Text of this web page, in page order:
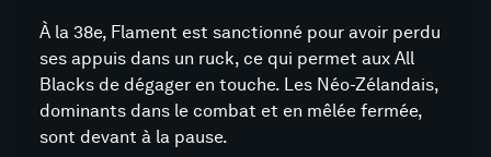
À la 38e, Flament est sanctionné pour avoir perdu
ses appuis dans un ruck, ce qui permet aux All
Blacks de dégager en touche. Les Néo-Zélandais,
dominants dans le combat et en mêlée fermée,
sont devant à la pause.